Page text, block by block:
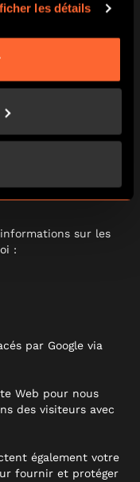
les détails
vos
»ci-dessous.
peuvent être définis
pour établir un
des publicités
ne stockent pas
mais sont
Si vous
recevrez des
sur les
:
par Google via
Web pour nous
des visiteurs avec
également votre
fournir et protéger